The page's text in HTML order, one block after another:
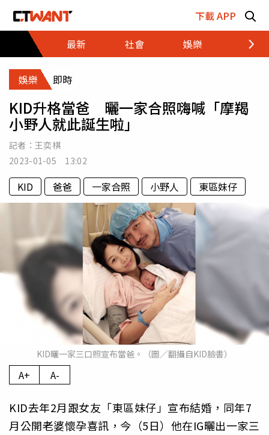
下載 APP
最新
社會 娛樂 財經
娛樂 即時
KID升格當爸 曬一家合照嗨喊「摩羯
小野人就此誕生啦」
記者： 王奕棋
2023-01-05 13:02
KID 爸爸 一家合照 小野人 東區妹仔
KID曬一家三口照宣布當爸。（圖／翻攝自KID臉書）
A+ A-
KID去年2月跟女友「東區妹仔」宣布結婚，同年7
月公開老婆懷孕喜訊，今（5日）他在IG曬出一家三